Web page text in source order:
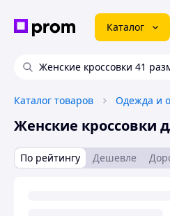
Каталог
Женские кроссовки 41
Каталог товаров Одежда и
Женские кроссовки
По рейтингу Дешевле